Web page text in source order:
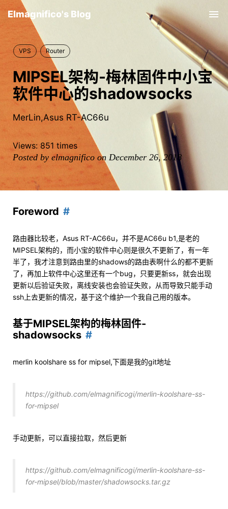
Elmagnifico's Blog
VPS Router
MIPSEL架构-梅林固件中小宝
软件中心的shadowsocks
MerLin,Asus RT-AC66u
Views: 851 times
Posted by elmagnifico on December 26, 2018
Foreword
路由器比较老，Asus RT-AC66u，并不是AC66u b1,是老的
MIPSEL架构的，而小宝的软件中心则是很久不更新了，有一年
半了，我才注意到路由里的shadows的路由表啊什么的都不更新
了，再加上软件中心这里还有一个bug，只要更新ss，就会出现
更新以后验证失败，离线安装也会验证失败，从而导致只能手动
ssh上去更新的情况，基于这个维护一个我自己用的版本。
基于MIPSEL架构的梅林固件-
shadowsocks
merlin koolshare ss for mipsel,下面是我的git地址
https://github.com/elmagnificogi/merlin-koolshare-ss-
for-mipsel
手动更新，可以直接拉取，然后更新
https://github.com/elmagnificogi/merlin-koolshare-ss-
for-mipsel/blob/master/shadowsocks.tar.gz